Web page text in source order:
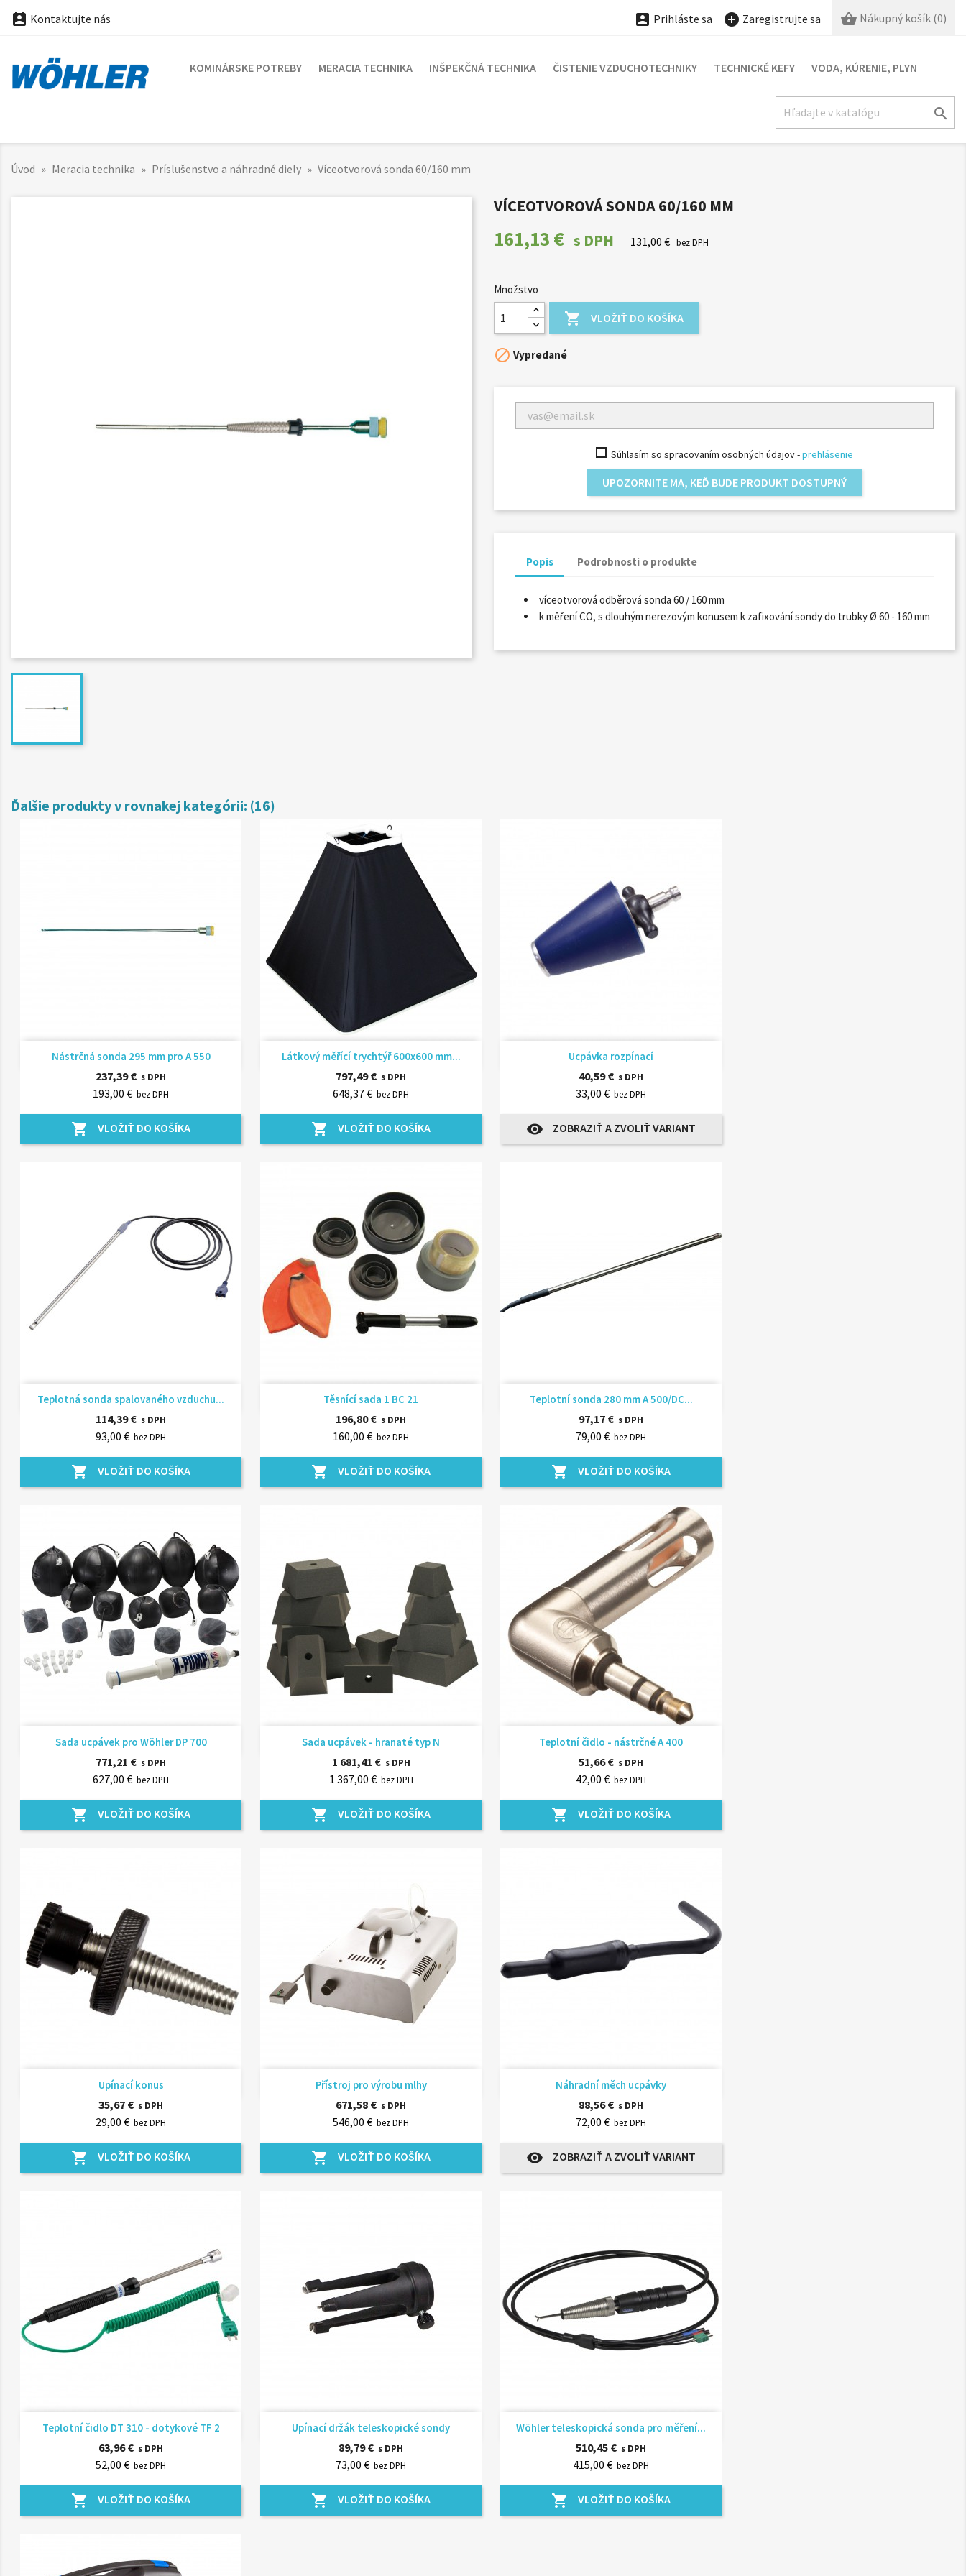
 Kontaktujte nás  Prihláste sa  Zaregistrujte sa  Nákupný košík (0)
KOMINÁRSKE POTREBY MERACIA TECHNIKA INŠPEKČNÁ TECHNIKA ČISTENIE VZDUCHOTECHNIKY TECHNICKÉ KEFY VODA, KÚRENIE, PLYN

Úvod Meracia technika Príslušenstvo a náhradné diely Víceotvorová sonda 60/160 mm
VÍCEOTVOROVÁ SONDA 60/160 MM
161,13 € s DPH 131,00 € bez DPH
Množstvo
 VLOŽIŤ DO KOŠÍKA
 Vypredané
Súhlasím so spracovaním osobných údajov -prehlásenie
UPOZORNITE MA, KEĎ BUDE PRODUKT DOSTUPNÝ
Popis Podrobnosti o produkte
víceotvorová odběrová sonda 60 / 160 mm
k měření CO, s dlouhým nerezovým konusem k zafixování sondy do trubky Ø 60 - 160 mm
Ďalšie produkty v rovnakej kategórii: (16)
Nástrčná sonda 295 mm pro A 550
237,39 € s DPH
193,00 € bez DPH
shopping_cart VLOŽIŤ DO KOŠÍKA
Rýchly náhľad Látkový měřící trychtýř 600x600 mm...
797,49 € s DPH
648,37 € bez DPH
shopping_cart VLOŽIŤ DO KOŠÍKA
Rýchly náhľad Ucpávka rozpínací
40,59 € s DPH
33,00 € bez DPH
visibility ZOBRAZIŤ A ZVOLIŤ VARIANT
Rýchly náhľad
Teplotná sonda spalovaného vzduchu...
114,39 € s DPH
93,00 € bez DPH
shopping_cart VLOŽIŤ DO KOŠÍKA
Rýchly náhľad Těsnící sada 1 BC 21
196,80 € s DPH
160,00 € bez DPH
shopping_cart VLOŽIŤ DO KOŠÍKA
Rýchly náhľad Teplotní sonda 280 mm A 500/DC...
97,17 € s DPH
79,00 € bez DPH
shopping_cart VLOŽIŤ DO KOŠÍKA
Rýchly náhľad
Sada ucpávek pro Wöhler DP 700
771,21 € s DPH
627,00 € bez DPH
shopping_cart VLOŽIŤ DO KOŠÍKA
Rýchly náhľad Sada ucpávek - hranaté typ N
1 681,41 € s DPH
1 367,00 € bez DPH
shopping_cart VLOŽIŤ DO KOŠÍKA
Rýchly náhľad Teplotní čidlo - nástrčné A 400
51,66 € s DPH
42,00 € bez DPH
shopping_cart VLOŽIŤ DO KOŠÍKA
Rýchly náhľad
Upínací konus
35,67 € s DPH
29,00 € bez DPH
shopping_cart VLOŽIŤ DO KOŠÍKA
Rýchly náhľad Přístroj pro výrobu mlhy
671,58 € s DPH
546,00 € bez DPH
shopping_cart VLOŽIŤ DO KOŠÍKA
Rýchly náhľad Náhradní měch ucpávky
88,56 € s DPH
72,00 € bez DPH
visibility ZOBRAZIŤ A ZVOLIŤ VARIANT
Rýchly náhľad
Teplotní čidlo DT 310 - dotykové TF 2
63,96 € s DPH
52,00 € bez DPH
shopping_cart VLOŽIŤ DO KOŠÍKA
Rýchly náhľad Upínací držák teleskopické sondy
89,79 € s DPH
73,00 € bez DPH
shopping_cart VLOŽIŤ DO KOŠÍKA
Rýchly náhľad Wöhler teleskopická sonda pro měření...
510,45 € s DPH
415,00 € bez DPH
shopping_cart VLOŽIŤ DO KOŠÍKA
Rýchly náhľad